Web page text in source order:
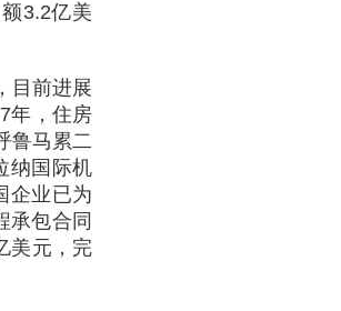
3.2亿美
目前进展
年，住房
鲁马累二
纳国际机
企业已为
承包合同
美元，完